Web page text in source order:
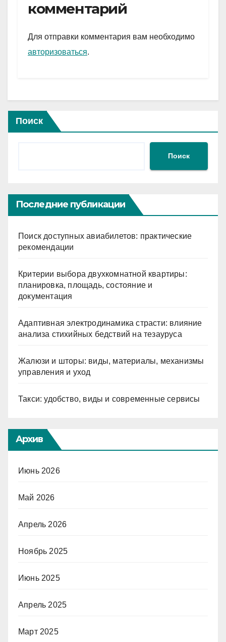
a
m
A
p
и
комментарий
Для отправки комментария вам необходимо
авторизоваться.
Поиск
Поиск
Последние публикации
Поиск доступных авиабилетов: практические
рекомендации
Критерии выбора двухкомнатной квартиры:
планировка, площадь, состояние и
документация
Адаптивная электродинамика страсти: влияние
анализа стихийных бедствий на тезауруса
Жалюзи и шторы: виды, материалы, механизмы
управления и уход
Такси: удобство, виды и современные сервисы
Архив
Июнь 2026
Май 2026
Апрель 2026
Ноябрь 2025
Июнь 2025
Апрель 2025
Март 2025